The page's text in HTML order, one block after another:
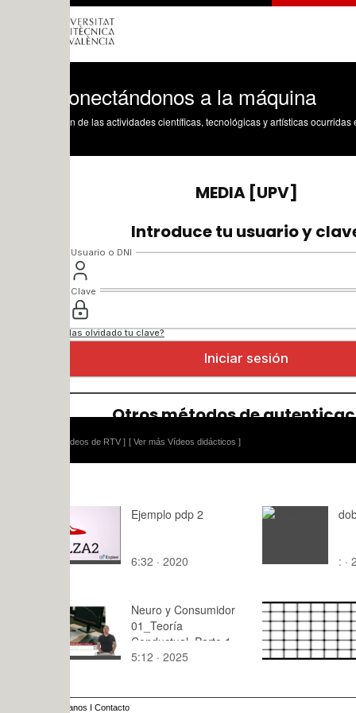
a la máquina
de las actividades científicas, tecnológicas y artísticas ocurridas en los tres
[ Ver más Vídeos didácticos ]
Ejemplo pdp 2
6:32 · 2020
doble grado
: · 2015
Neuro y Consumidor
01_Teoría
Conductual_Parte 1
5:12 · 2025
sincronia
0:08 · 2014